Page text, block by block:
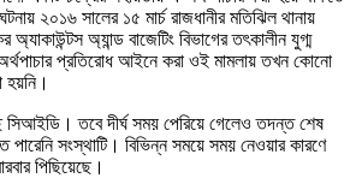
২০১৬ সালের ১৫ মার্চ রাজধানীর মতিঝিল থানায়
অ্যাকাউন্টস অ্যান্ড বাজেটিং বিভাগের তৎকালীন যুগ্ম
প্রতিরোধ আইনে করা ওই মামলায় তখন কোনো
হয়নি।
সিআইডি। তবে দীর্ঘ সময় পেরিয়ে গেলেও তদন্ত শেষ
সংস্থাটি। বিভিন্ন সময়ে সময় নেওয়ার কারণে
পিছিয়েছে।